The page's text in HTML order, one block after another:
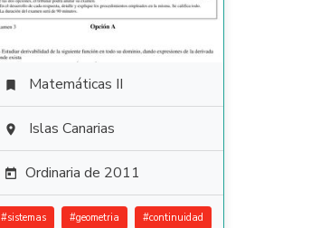
 Matemáticas II
 Islas Canarias
 Ordinaria de 2011
#sistemas #geometria #continuidad